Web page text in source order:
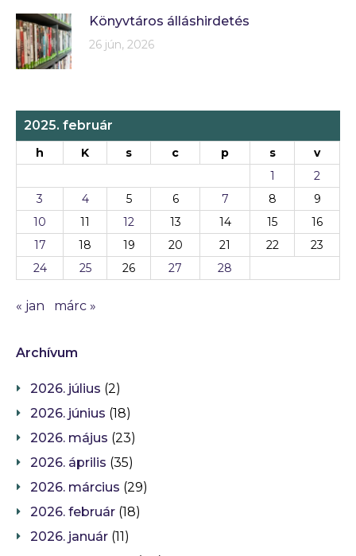
Könyvtáros álláshirdetés
26 jún, 2026
2025. február
h K s c p s
v
1
2
3
4 5 6 7 8
9
10
11 12 13 14 15
16
17
18 19 20 21 22
23
24
25 26 27 28
« jan márc »
Archívum
2026. július (2)
2026. június (18)
2026. május (23)
2026. április (35)
2026. március (29)
2026. február (18)
2026. január (11)